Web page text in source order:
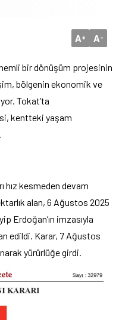
A+ A-
bir dönüşüm projesinin
bölgenin ekonomik ve
Tokat’ta
kentteki yaşam
hız kesmeden devam
ık alan, 6 Ağustos 2025
Erdoğan’ın imzasıyla
edildi. Karar, 7 Ağustos
yürürlüğe girdi.